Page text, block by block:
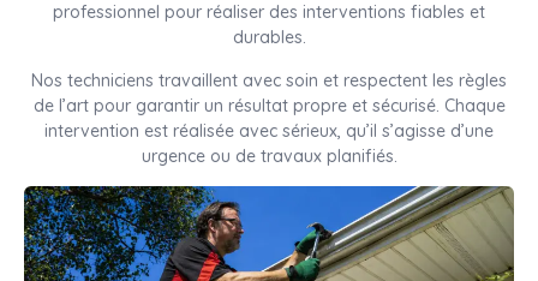
professionnel pour réaliser des interventions fiables et
durables.
Nos techniciens travaillent avec soin et respectent les règles
de l’art pour garantir un résultat propre et sécurisé. Chaque
intervention est réalisée avec sérieux, qu’il s’agisse d’une
urgence ou de travaux planifiés.